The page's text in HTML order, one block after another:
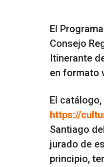
El
Consejo
Itinerante
en formato
El
https://
Santiago
jurado de
principio,